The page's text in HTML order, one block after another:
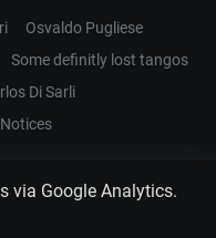
via Google Analytics.
Osvaldo Pugliese
Some definitly lost tangos
Di Sarli